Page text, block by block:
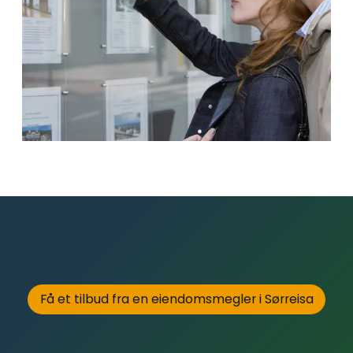
Få et tilbud fra en eiendomsmegler i Sørreisa